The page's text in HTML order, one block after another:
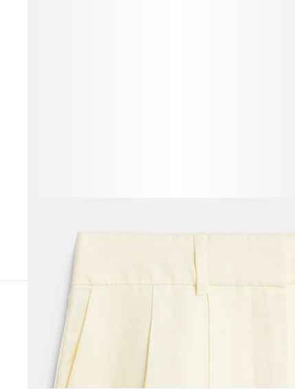
ВЕСЬ ОБРАЗ